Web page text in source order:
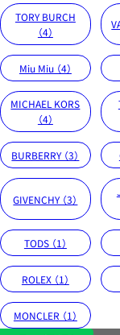
TORY BURCH
（4）
Miu Miu （4）
MICHAEL KORS
（4）
BURBERRY （3）
GIVENCHY （3）
TODS （1）
ROLEX （1）
MONCLER （1）